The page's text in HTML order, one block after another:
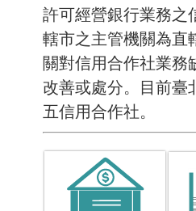
許可經營銀行業務之
轄市之主管機關為直
關對信用合作社業務
改善或處分。目前臺
五信用合作社。